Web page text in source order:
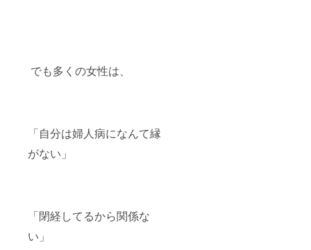
でも多くの女性は、
「自分は婦人病になんて縁
がない」
「閉経してるから関係な
い」